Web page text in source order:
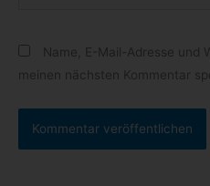
Name, E-Mail-Adresse und
meinen nächsten Kommentar